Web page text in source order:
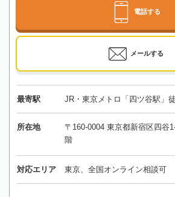
電話する
メールする
最寄駅 JR・東京メトロ「四ツ谷駅」
所在地
〒160-0004 東京都新宿区四谷
階
対応エリア 東京、全国オンライン相談可